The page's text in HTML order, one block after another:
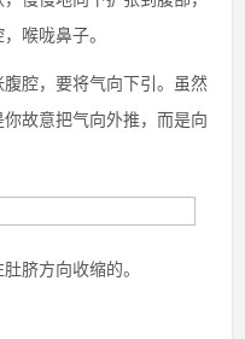
喉咙鼻子。
腔，要将气向下引。虽然
故意把气向外推，而是向
脐方向收缩的。